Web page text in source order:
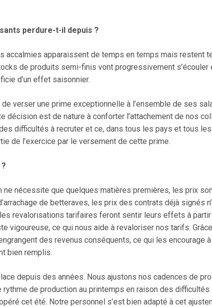
perdure-t-il depuis ?
accalmies apparaissent de temps en temps mais restent
de produits semi-finis vont progressivement s’écouler
d’un effet saisonnier.
verser une prime exceptionnelle à l’ensemble de ses
décision est de nature à conforter l’attachement de nos
difficultés à recruter et ce, dans tous les pays et tous
de l’exercice par le versement de cette prime.
nécessite que quelques matières premières, les prix
de betteraves, les prix des contrats déjà signés
revalorisations tarifaires feront sentir leurs effets à partir
vigoureuse, ce qui nous aide à revaloriser nos tarifs.
des revenus conséquents, ce qui les encourage
bien remplis.
depuis des années. Nous ajustons nos cadences de
de production au printemps en raison des difficultés
cet été. Notre personnel s’est bien adapté à cet